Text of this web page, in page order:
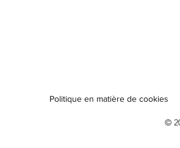
Politique en matière de cookies
©